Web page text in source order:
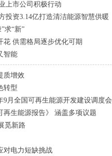
上市公司积极行动
投资3.14亿打造清洁能源智慧供暖
求“新”
花 供需格局逐步优化可期
智能
质增效
转型
9月全国可再生能源开发建设调度会
再生能源报告》 涵盖多项议题
觅新路
对电力短缺挑战